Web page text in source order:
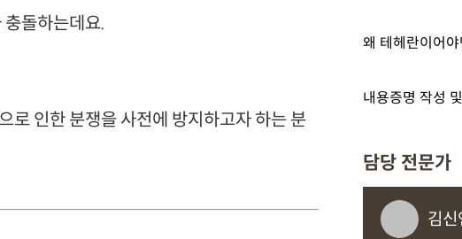
돌하는데요.
로 인한 분쟁을 사전에 방지하고자 하는 분
왜 테헤란이어야
내용증명 작성 및
담당 전문가
김신